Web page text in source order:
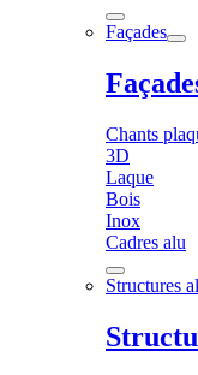
Façades
Chants
3D
Laque
Bois
Inox
Cadres alu
Structures